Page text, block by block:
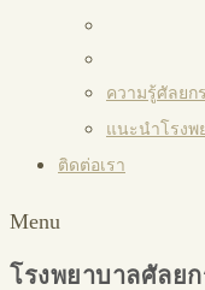
ความรู้ศัลยก
แนะนำโรงพ
ติดต่อเรา
Menu
โรงพยาบาลศัลย